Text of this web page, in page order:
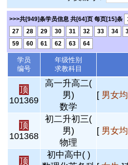
>>>共[949]条学员信息 共[64]页 每页[15]条
27
28 29 30 31 32 33 34
59
60 61 62 63 64
学员
编号
年级性别
求教科目
顶
101369
高一升高二(
男)
数学
[ 男女
顶
101368
初二升初三(
男)
物理
[ 男女
顶
初中高中( )